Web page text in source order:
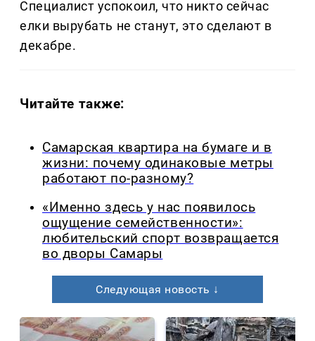
Специалист успокоил, что никто сейчас
елки вырубать не станут, это сделают в
декабре.
Читайте также:
Самарская квартира на бумаге и в
жизни: почему одинаковые метры
работают по-разному?
«Именно здесь у нас появилось
ощущение семейственности»:
любительский спорт возвращается
во дворы Самары
Следующая новость ↓